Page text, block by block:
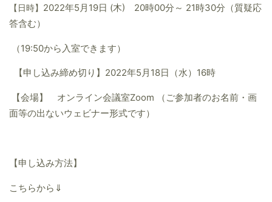
【日時】 2022年5月 19日 (木) 20時00分～ 21時30分（質疑応
答含む）
（19:50から入室できます）
【申し込み締め切り】 2022年5月 18日（水） 16時
【会場】 オンライン会議室Zoom
（ご参加者のお名前・画
面等の出ないウェビナー形式です）
【申し込み方法】
こちらから⇓